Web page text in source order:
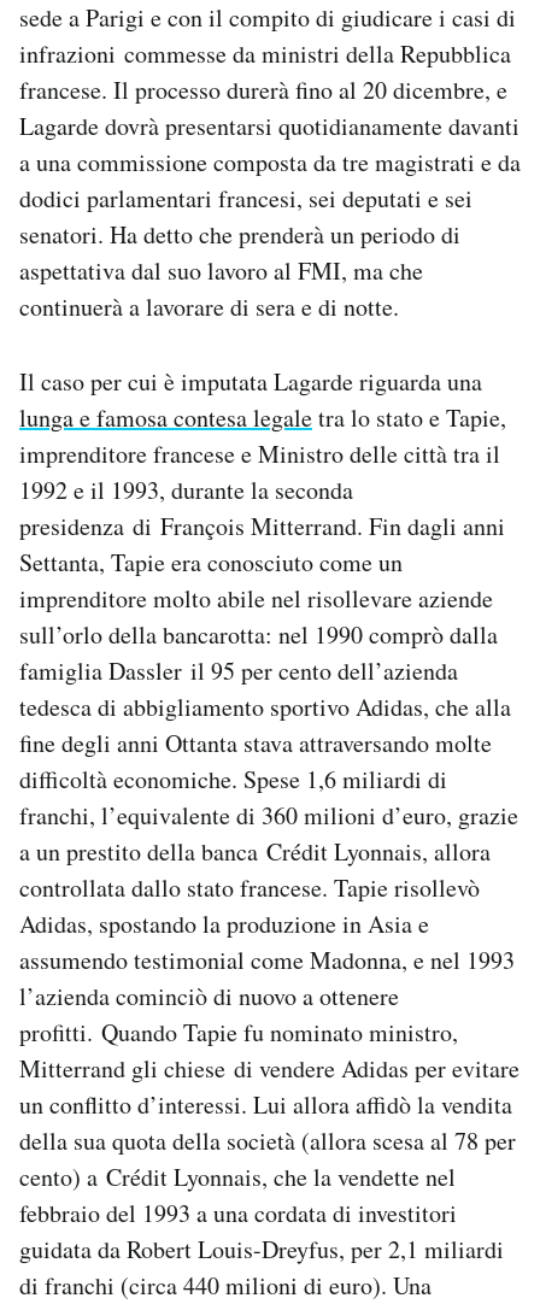
sede a Parigi e con il compito di giudicare i casi di
infrazioni commesse da ministri della Repubblica
francese. Il processo durerà fino al 20 dicembre, e
Lagarde dovrà presentarsi quotidianamente davanti
a una commissione composta da tre magistrati e da
dodici parlamentari francesi, sei deputati e sei
senatori. Ha detto che prenderà un periodo di
aspettativa dal suo lavoro al FMI, ma che
continuerà a lavorare di sera e di notte.
Il caso per cui è imputata Lagarde riguarda una
lunga e famosa contesa legaletra lo stato e Tapie,
imprenditore francese e Ministro delle città tra il
1992 e il 1993, durante la seconda
presidenza di François Mitterrand. Fin dagli anni
Settanta, Tapie era conosciuto come un
imprenditore molto abile nel risollevare aziende
sull’orlo della bancarotta: nel 1990 comprò dalla
famiglia Dassler il 95 per cento dell’azienda
tedesca di abbigliamento sportivo Adidas, che alla
fine degli anni Ottanta stava attraversando molte
difficoltà economiche. Spese 1,6 miliardi di
franchi, l’equivalente di 360 milioni d’euro, grazie
a un prestito della banca Crédit Lyonnais, allora
controllata dallo stato francese. Tapie risollevò
Adidas, spostando la produzione in Asia e
assumendo testimonial come Madonna, e nel 1993
l’azienda cominciò di nuovo a ottenere
profitti. Quando Tapie fu nominato ministro,
Mitterrand gli chiese di vendere Adidas per evitare
un conflitto d’interessi. Lui allora affidò la vendita
della sua quota della società (allora scesa al 78 per
cento) a Crédit Lyonnais, che la vendette nel
febbraio del 1993 a una cordata di investitori
guidata da Robert Louis-Dreyfus, per 2,1 miliardi
di franchi (circa 440 milioni di euro). Una